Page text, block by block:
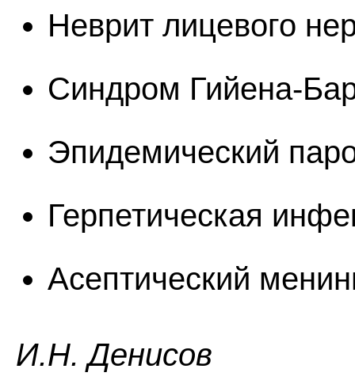
Неврит лицевого
Синдром Гийена-
Эпидемический
Герпетическая
Асептический
И.H. Дeниcoв